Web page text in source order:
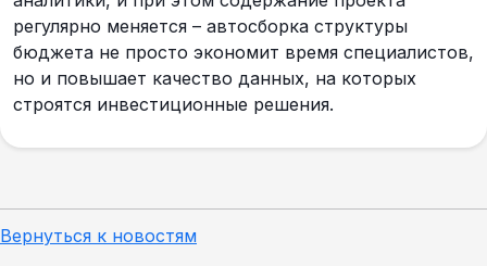
регулярно меняется – автосборка структуры
бюджета не просто экономит время специалистов,
но и повышает качество данных, на которых
строятся инвестиционные решения.
Вернуться к новостям